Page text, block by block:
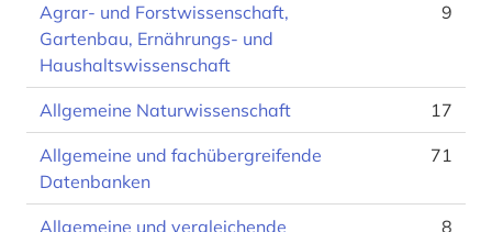
Agrar- und Forstwissenschaft,
Gartenbau, Ernährungs- und
Haushaltswissenschaft
9
Allgemeine Naturwissenschaft 17
Allgemeine und fachübergreifende
Datenbanken
71
Allgemeine und vergleichende
8